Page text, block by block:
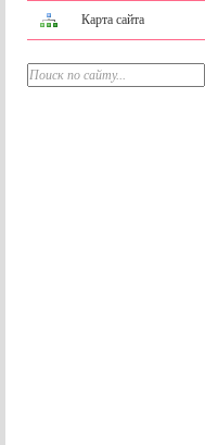
Карта сайта